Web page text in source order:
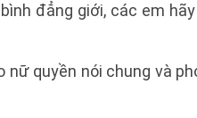
đẳng giới, các em
quyền nói chung và